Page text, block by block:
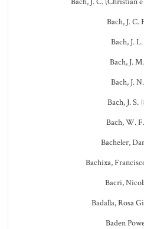
Bach, J. C.
Bach, J. L.
Bach, J. M.
Bach, J. N.
Bach, J. S.
Bach, W. F.
Bacheler,
Bachixa,
Bacri,
Badalla, Rosa
Baden